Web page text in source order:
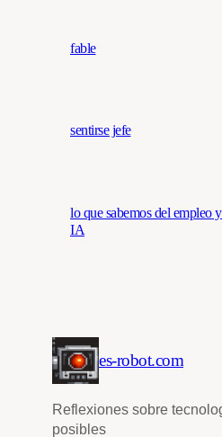
fable
sentirse jefe
lo que sabemos del empleo
IA
es-robot.com
Reflexiones sobre
posibles